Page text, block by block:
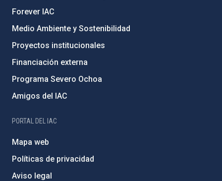
Forever IAC
Medio Ambiente y Sostenibilidad
Proyectos institucionales
Financiación externa
Programa Severo Ochoa
Amigos del IAC
PORTAL DEL IAC
Mapa web
Políticas de privacidad
Aviso legal